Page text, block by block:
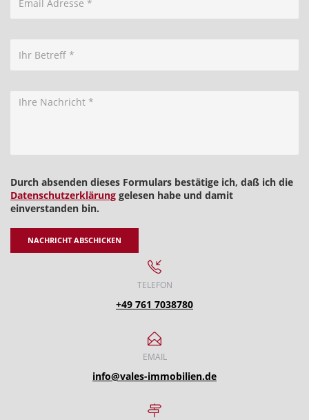
Durch absenden dieses Formulars bestätige ich, daß ich die
Datenschutzerklärung gelesen habe und damit
einverstanden bin.
NACHRICHT ABSCHICKEN
TELEFON
+49 761 7038780
EMAIL
info@vales-immobilien.de